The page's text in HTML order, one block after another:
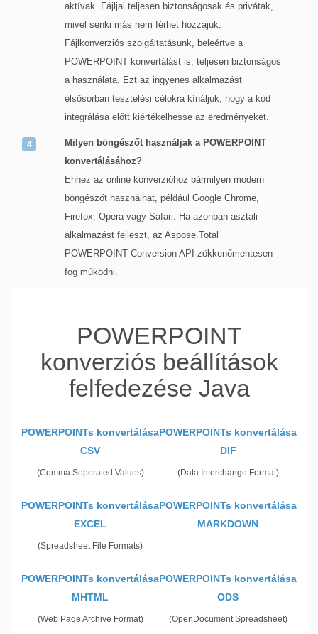
aktívak. Fájljai teljesen biztonságosak és privátak,
mivel senki más nem férhet hozzájuk.
Fájlkonverziós szolgáltatásunk, beleértve a
POWERPOINT konvertálást is, teljesen biztonságos
a használata. Ezt az ingyenes alkalmazást
elsősorban tesztelési célokra kínáljuk, hogy a kód
integrálása előtt kiértékelhesse az eredményeket.
Milyen böngészőt használjak a POWERPOINT
konvertálásához?
Ehhez az online konverzióhoz bármilyen modern
böngészőt használhat, például Google Chrome,
Firefox, Opera vagy Safari. Ha azonban asztali
alkalmazást fejleszt, az Aspose.Total
POWERPOINT Conversion API zökkenőmentesen
fog működni.
POWERPOINT
konverziós beállítások
felfedezése Java
POWERPOINTs konvertálása
CSV
(Comma Seperated Values)
POWERPOINTs konvertálása
DIF
(Data Interchange Format)
POWERPOINTs konvertálása
EXCEL
(Spreadsheet File Formats)
POWERPOINTs konvertálása
MARKDOWN
POWERPOINTs konvertálása
MHTML
(Web Page Archive Format)
POWERPOINTs konvertálása
ODS
(OpenDocument Spreadsheet)